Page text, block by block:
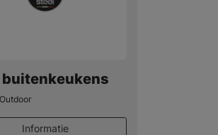
buitenkeukens
Informatie